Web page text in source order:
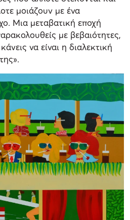
μοιάζουν με ένα
Μια μεταβατική εποχή
με βεβαιότητες,
να είναι η διαλεκτική